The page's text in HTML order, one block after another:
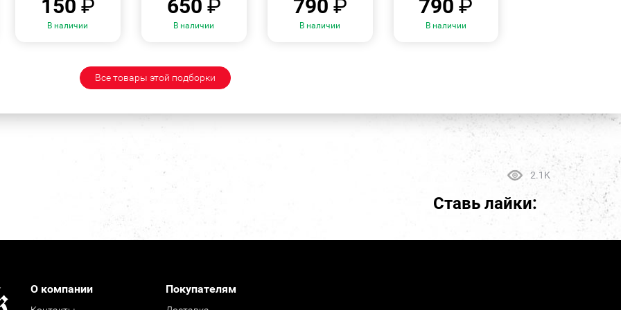
150 ₽
В наличии
650 ₽
В наличии
790 ₽
В наличии
790₽
В наличии
Все товары этой подборки
2.1K
Ставь лайки:
О компании Покупателям